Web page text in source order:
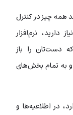
همه چیز در کنترل
نرم‌افزار
دست‌تان را باز
و به تمام بخش‌های
در اطلاعیه‌ها و